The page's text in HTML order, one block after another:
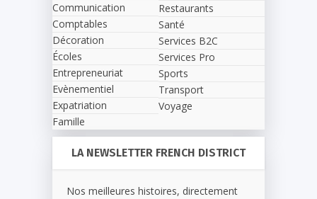
Communication
Comptables
Décoration
Écoles
Entrepreneuriat
Evènementiel
Expatriation
Famille
Restaurants
Santé
Services B2C
Services Pro
Sports
Transport
Voyage
LA NEWSLETTER FRENCH DISTRICT
Nos meilleures histoires, directement